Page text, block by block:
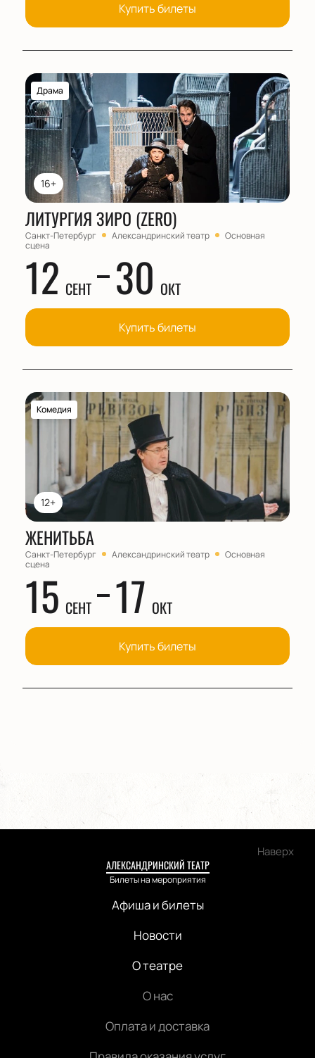
Купить билеты
16+
Драма
ЛИТУРГИЯ ЗИРО (ZERO)
Санкт-Петербург Александринский театр
Основная
сцена
12 СЕНТ 30 ОКТ
Купить билеты
12+
Комедия
ЖЕНИТЬБА
Санкт-Петербург Александринский театр
Основная
сцена
15 СЕНТ 17 ОКТ
Купить билеты
Наверх
АЛЕКСАНДРИНСКИЙ ТЕАТР
Билеты на мероприятия
Афиша и билеты
Новости
О театре
О нас
Оплата и доставка